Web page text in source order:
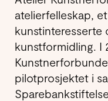
atelierfelleskap,
kunstinteresserte
kunstformidling. I
pilotprosjektet i